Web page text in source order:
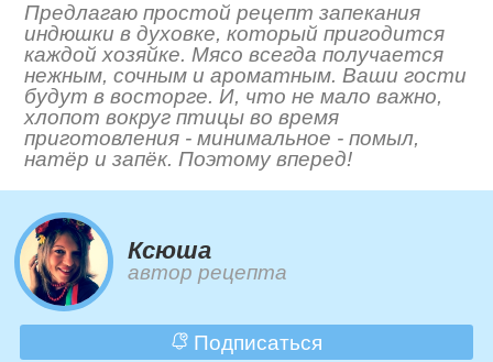
Предлагаю простой рецепт запекания
индюшки в духовке, который пригодится
каждой хозяйке. Мясо всегда получается
нежным, сочным и ароматным. Ваши гости
будут в восторге. И, что не мало важно,
хлопот вокруг птицы во время
приготовления - минимальное - помыл,
натёр и запёк. Поэтому вперед!
Ксюша
автор рецепта
Подписаться